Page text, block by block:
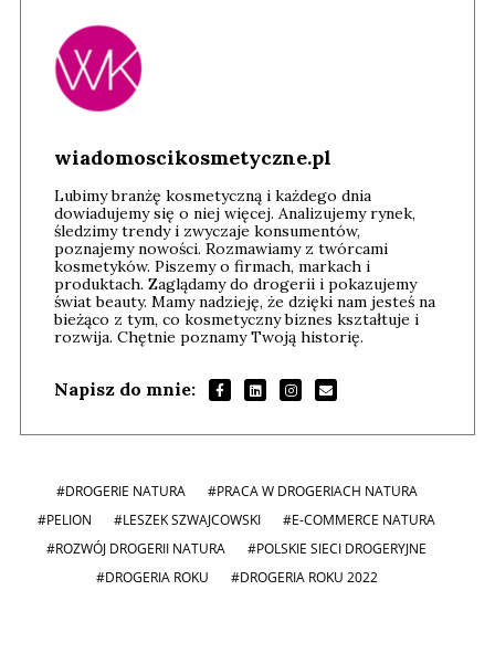
wiadomoscikosmetyczne.pl
Lubimy branżę kosmetyczną i każdego dnia
dowiadujemy się o niej więcej. Analizujemy rynek,
śledzimy trendy i zwyczaje konsumentów,
poznajemy nowości. Rozmawiamy z twórcami
kosmetyków. Piszemy o firmach, markach i
produktach. Zaglądamy do drogerii i pokazujemy
świat beauty. Mamy nadzieję, że dzięki nam jesteś na
bieżąco z tym, co kosmetyczny biznes kształtuje i
rozwija. Chętnie poznamy Twoją historię.
Napisz do mnie:
#DROGERIE NATURA
#PRACA W DROGERIACH NATURA
#PELION
#LESZEK SZWAJCOWSKI
#E-COMMERCE NATURA
#ROZWÓJ DROGERII NATURA
#POLSKIE SIECI DROGERYJNE
#DROGERIA ROKU
#DROGERIA ROKU 2022